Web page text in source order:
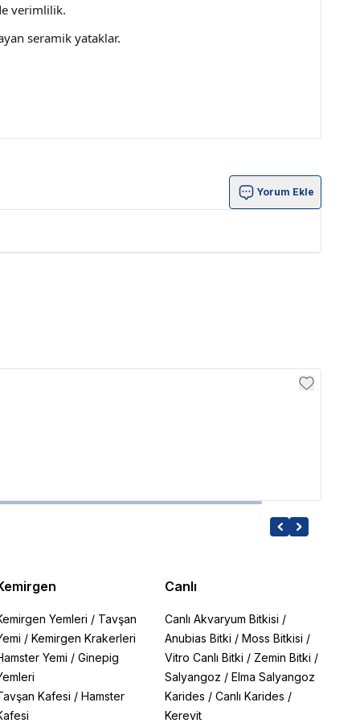
verimlilik.
seramik yataklar.
Yorum Ekle
Yemleri / Tavşan
/ Kemirgen Krakerleri
Yemi / Ginepig
Kafesi / Hamster
Canlı
Canlı Akvaryum Bitkisi /
Anubias Bitki /Moss Bitkisi /
Vitro Canlı Bitki / Zemin Bitki /
Salyangoz /Elma Salyangoz
Karides /Canlı Karides /
Kerevit